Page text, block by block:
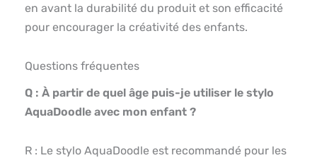
en avant la durabilité du produit et son efficacité
pour encourager la créativité des enfants.
Questions fréquentes
Q : À partir de quel âge puis-je utiliser le stylo
AquaDoodle avec mon enfant ?
R : Le stylo AquaDoodle est recommandé pour les